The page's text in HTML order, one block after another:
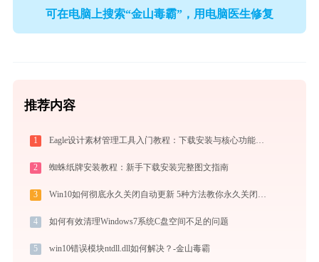
可在电脑上搜索“金山毒霸”，用电脑医生修复
推荐内容
1 Eagle设计素材管理工具入门教程：下载安装与核心功能详解
2 蜘蛛纸牌安装教程：新手下载安装完整图文指南
3 Win10如何彻底永久关闭自动更新 5种方法教你永久关闭win10自动更新
4 如何有效清理Windows7系统C盘空间不足的问题
5 win10错误模块ntdll.dll如何解决？-金山毒霸